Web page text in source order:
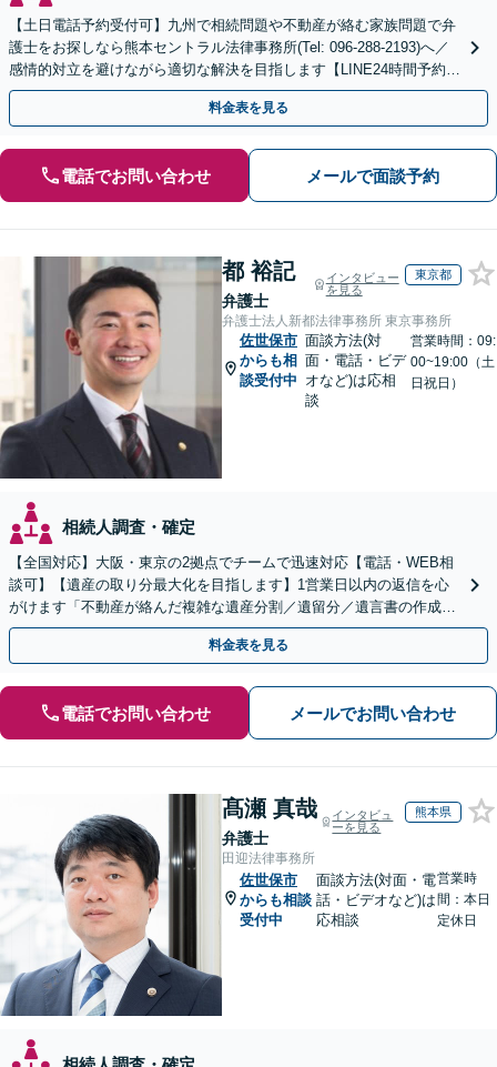
【土日電話予約受付可】九州で相続問題や不動産が絡む家族問題で弁
護士をお探しなら熊本セントラル法律事務所(Tel: 096-288-2193)へ／
感情的対立を避けながら適切な解決を目指します【LINE24時間予約受
付可】【休日・夜間相談可】
料金表を見る
電話でお問い合わせ メールで面談予約
都 裕記
弁護士
インタビュー
を見る
東京都
弁護士法人新都法律事務所 東京事務所
佐世保市
からも相
談受付中
面談方法(対
面・電話・ビデ
オなど)は応相
談
営業時間：09:
00~19:00（土
日祝日）
相続人調査・確定
【全国対応】大阪・東京の2拠点でチームで迅速対応【電話・WEB相
談可】【遺産の取り分最大化を目指します】1営業日以内の返信を心
がけます「不動産が絡んだ複雑な遺産分割／遺留分／遺言書の作成・
執行／事業承継など、お任せください」【休日相談あり】
料金表を見る
電話でお問い合わせ メールでお問い合わせ
髙瀬 真哉
弁護士
インタビュ
ーを見る
熊本県
田迎法律事務所
佐世保市
からも相談
受付中
面談方法(対面・電
話・ビデオなど)は
応相談
営業時
間：本日
定休日